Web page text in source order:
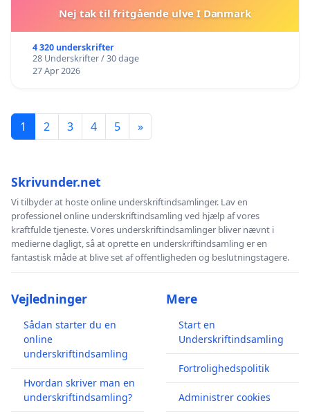
Nej tak til fritgående ulve I Danmark
4 320 underskrifter
28 Underskrifter / 30 dage
27 Apr 2026
1 2 3 4 5 »
Skrivunder.net
Vi tilbyder at hoste online underskriftindsamlinger. Lav en
professionel online underskriftindsamling ved hjælp af vores
kraftfulde tjeneste. Vores underskriftindsamlinger bliver nævnt i
medierne dagligt, så at oprette en underskriftindsamling er en
fantastisk måde at blive set af offentligheden og beslutningstagere.
Vejledninger
Sådan starter du en
online
underskriftindsamling
Hvordan skriver man en
underskriftindsamling?
Mere
Start en
Underskriftindsamling
Fortrolighedspolitik
Administrer cookies